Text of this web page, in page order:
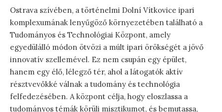
Ostrava szívében, a történelmi Dolní Vítkovice ipari
komplexumának lenyűgöző környezetében található a
Tudományos és Technológiai Központ, amely
egyedülálló módon ötvözi a múlt ipari örökségét a jövő
innovatív szellemével. Ez nem csupán egy épület,
hanem egy élő, lélegző tér, ahol a látogatók aktív
résztvevőkké válnak a tudomány és technológia
felfedezésében. A központ célja, hogy eloszlassa a
tudományos témák körüli misztikumot, és bemutassa,